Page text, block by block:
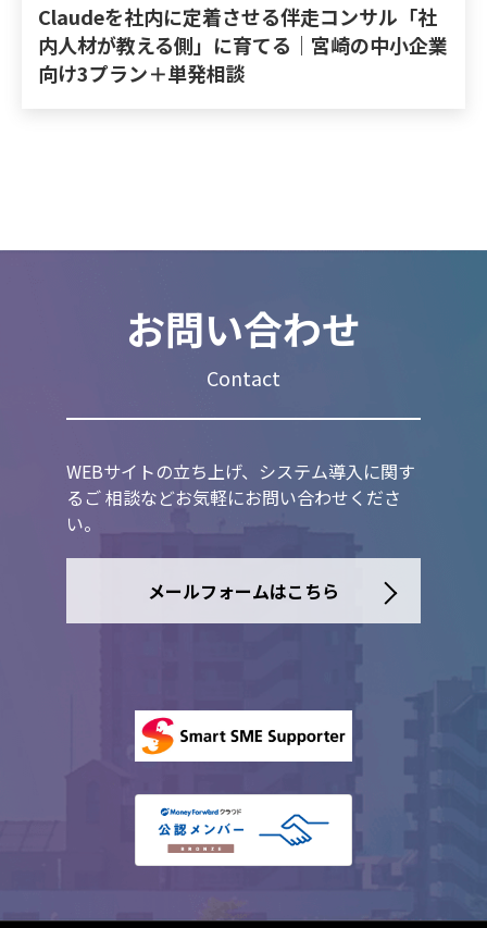
Claudeを社内に定着させる伴走コンサル「社
内人材が教える側」に育てる｜宮崎の中小企業
向け3プラン＋単発相談
お問い合わせ
Contact
WEBサイトの立ち上げ、システム導入に関す
るご 相談などお気軽にお問い合わせくださ
い。
メールフォームはこちら